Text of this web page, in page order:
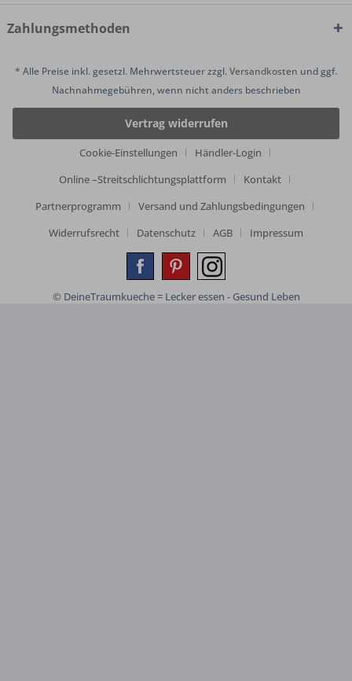
Zahlungsmethoden
* Alle Preise inkl. gesetzl. Mehrwertsteuer zzgl.Versandkosten und ggf.
Nachnahmegebühren, wenn nicht anders beschrieben
Vertrag widerrufen
Cookie-Einstellungen
Händler-Login
Online –Streitschlichtungsplattform
Kontakt
Partnerprogramm
Versand und Zahlungsbedingungen
Widerrufsrecht
Datenschutz AGB Impressum
© DeineTraumkueche = Lecker essen - Gesund Leben